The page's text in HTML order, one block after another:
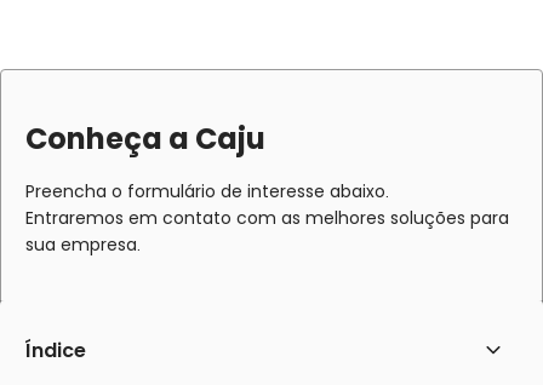
Índice
Conheça a Caju
Preencha o formulário de interesse abaixo.
Entraremos em contato com as melhores soluções para
sua empresa.